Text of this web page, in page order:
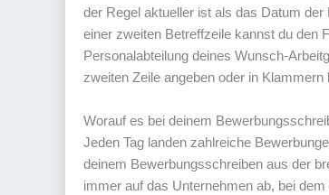
der Regel aktueller ist als das Datum
einer zweiten Betreffzeile kannst du den
Personalabteilung deines Wunsch-
zweiten Zeile angeben oder in
Worauf es bei deinem
Jeden Tag landen zahlreiche
deinem Bewerbungsschreiben aus der
immer auf das Unternehmen ab, bei